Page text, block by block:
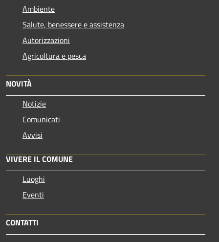
Ambiente
Salute, benessere e assistenza
Autorizzazioni
Agricoltura e pesca
NOVITÀ
Notizie
Comunicati
Avvisi
VIVERE IL COMUNE
Luoghi
Eventi
CONTATTI